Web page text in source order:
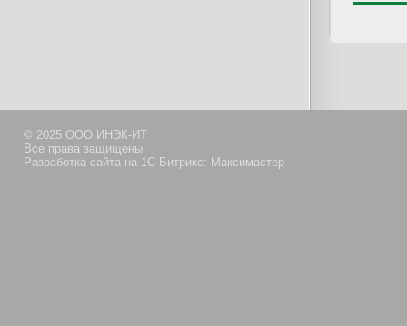
© 2025 ООО ИНЭК-ИТ
Все права защищены
Разработка сайта на 1С-Битрикс: Максимастер